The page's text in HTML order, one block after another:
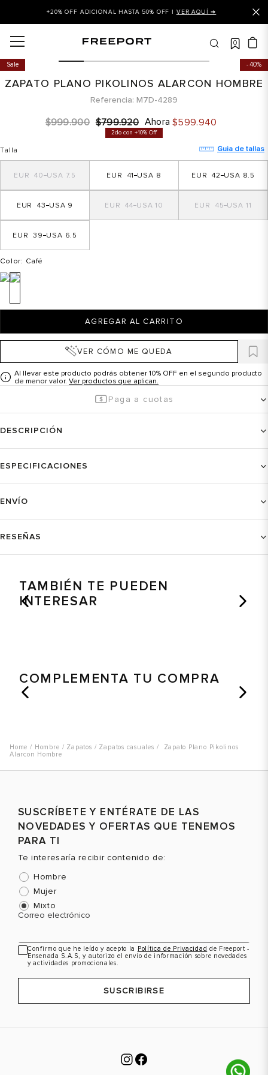
+20% OFF ADICIONAL HASTA 50% OFF | VER AQUÍ ➜
0
40%
Sale
ZAPATO PLANO PIKOLINOS ALARCON HOMBRE
Referencia M7D-4289
$999.900 $799.920 Ahora $599.940
2do con +10% Off
Talla Guia de tallas
7.5
40 8
41 8.5
42
9
43 10
44 11
45
6.5
39
Color: Café
AGREGAR AL CARRITO
VER CÓMO ME QUEDA
Al llevar este producto podrás obtener 10% OFF en el segundo producto
de menor valor. Ver productos que aplican.
Paga a cuotas
DESCRIPCIÓN
ESPECIFICACIONES
ENVÍO
RESEÑAS
TAMBIÉN TE PUEDEN
INTERESAR
COMPLEMENTA TU COMPRA
Hombre Zapatos Zapatos casuales
Zapato Plano Pikolinos
Alarcon Hombre
SUSCRÍBETE Y ENTÉRATE DE LAS
NOVEDADES Y OFERTAS QUE TENEMOS
PARA TI
Te interesaría recibir contenido de:
Hombre
Mujer
Mixto
Correo electrónico
Confirmo que he leído y acepto la Política de Privacidad de Freeport -
Ensenada S.A.S, y autorizo el envío de información sobre novedades
y actividades promocionales.
SUSCRIBIRSE
balance
puma
tommy hilfiger
balance 574
mujer